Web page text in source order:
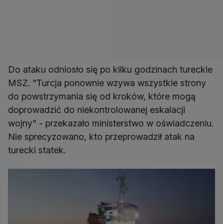
Do ataku odniosło się po kilku godzinach tureckie
MSZ. "Turcja ponownie wzywa wszystkie strony
do powstrzymania się od kroków, które mogą
doprowadzić do niekontrolowanej eskalacji
wojny" - przekazało ministerstwo w oświadczeniu.
Nie sprecyzowano, kto przeprowadził atak na
turecki statek.